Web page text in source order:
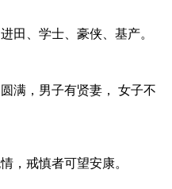
、学士、豪侠、基产。
，男子有贤妻， 女子不
戒慎者可望安康。